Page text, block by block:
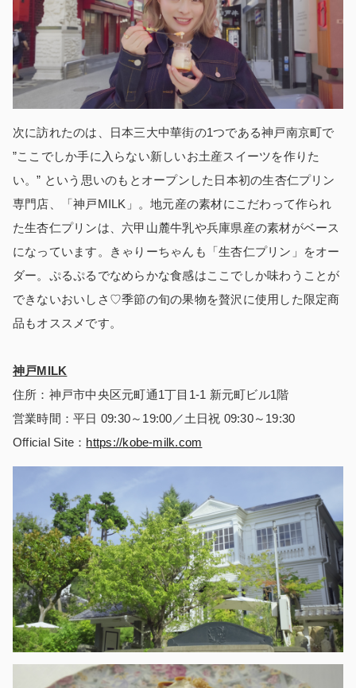
次に訪れたのは、日本三大中華街の1つである神戸南京町で
”ここでしか手に入らない新しいお土産スイーツを作りた
い。” という思いのもとオープンした日本初の生杏仁プリン
専門店、「神戸MILK」。地元産の素材にこだわって作られ
た生杏仁プリンは、六甲山麓牛乳や兵庫県産の素材がベース
になっています。きゃりーちゃんも「生杏仁プリン」をオー
ダー。ぷるぷるでなめらかな食感はここでしか味わうことが
できないおいしさ♡季節の旬の果物を贅沢に使用した限定商
品もオススメです。
神戸MILK
住所：神戸市中央区元町通1丁目1-1 新元町ビル1階
営業時間：平日 09:30～19:00／土日祝 09:30～19:30
Official Site： https://kobe-milk.com